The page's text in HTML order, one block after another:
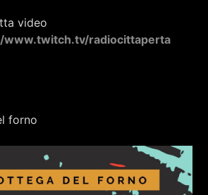
video
www.twitch.tv/radiocittaperta
forno